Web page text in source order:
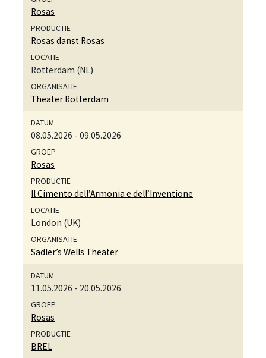
Rosas
Rosas danst Rosas
Rotterdam (NL)
Theater Rotterdam
08.05.2026 - 09.05.2026
Rosas
Il Cimento dell’Armonia e dell’Inventione
London (UK)
Sadler’s Wells Theater
11.05.2026 - 20.05.2026
Rosas
BREL